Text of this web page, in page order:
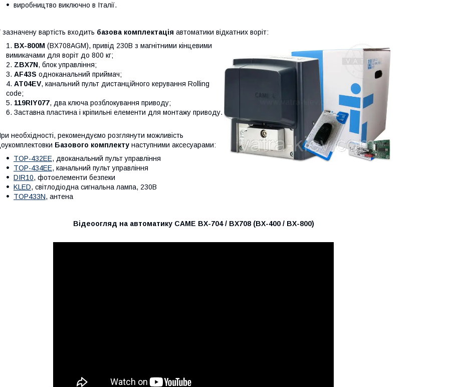
виробництво виключно в Італії.
зазначену вартість входить базова комплектація автоматики відкатних воріт:
BX-800M (BX708AGM), привід 230В з магнітними кінцевими
вимикачами для воріт до 800 кг;
ZBX7N, блок управління;
AF43S одноканальний приймач;
AT04EV, канальний пульт дистанційного керування Rolling
code;
119RIY077, два ключа розблокування приводу;
Заставна пластина і кріпильні елементи для монтажу приводу.
необхідності, рекомендуємо розглянути можливість
Базового комплекту наступними аксесуарами:
TOP-432EE, двоканальний пульт управління
TOP-434EE, канальний пульт управління
DIR10, фотоелементи безпеки
KLED, світлодіодна сигнальна лампа, 230В
TOP433N, антена
Відеоогляд на автоматику CAME BX-704 / BX708 (BX-400 / BX-800)